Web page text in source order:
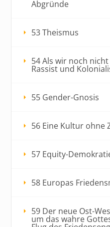
Abgründe
53 Theismus
54 Als wir noch
Rassist und
55 Gender-Gnosis
56 Eine Kultur ohne
57 Equity-
58 Europas
59 Der neue Ost-
um das wahre